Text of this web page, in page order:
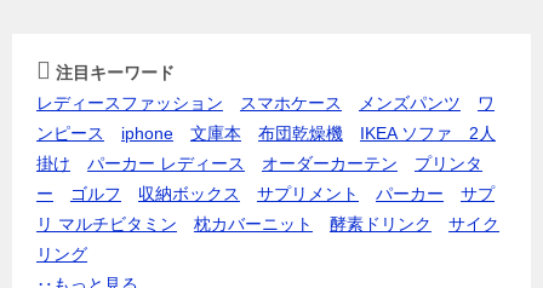
注目キーワード
レディースファッション
スマホケース メンズパンツ
ワ
ンピース
iphone 文庫本 布団乾燥機
IKEA ソファ 2人
掛け
パーカー レディース オーダーカーテン
プリンタ
ー
ゴルフ 収納ボックス サプリメント パーカー
サプ
リ マルチビタミン
枕カバーニット 酵素ドリンク
サイク
リング